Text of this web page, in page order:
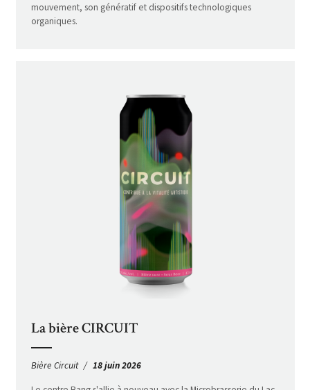
mouvement, son génératif et dispositifs technologiques
organiques.
La bière CIRCUIT
Bière Circuit 18 juin 2026